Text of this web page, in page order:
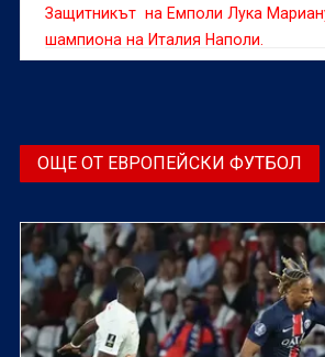
Защитникът на Емполи Лука
шампиона на Италия Наполи.
ОЩЕ ОТ ЕВРОПЕЙСКИ ФУТБОЛ